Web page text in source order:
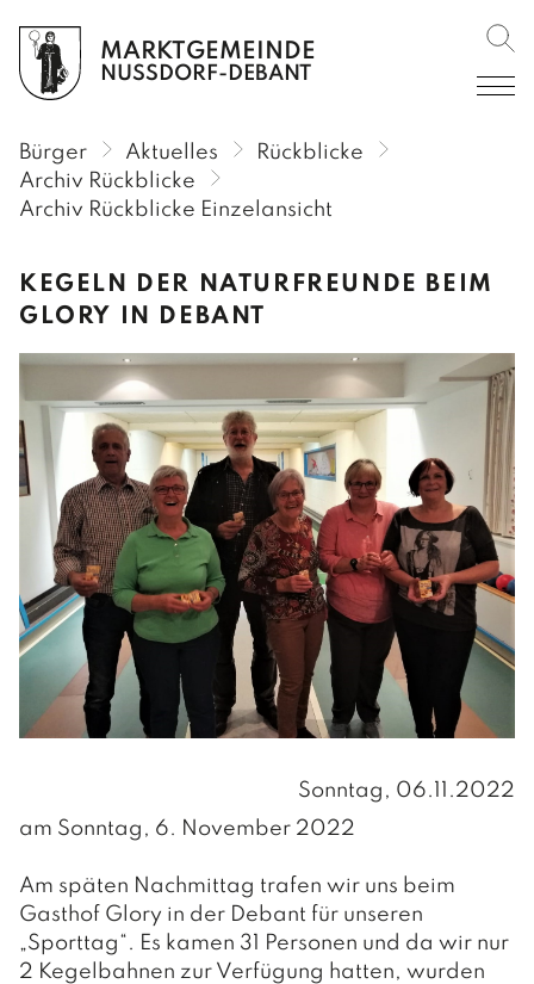
MARKTGEMEINDE
NUSSDORF-DEBANT
BÜRGER
Amtliche Mitteilungen
Amtstafel
Verordnungen im RIS
Veranstaltungen
Rückblicke
Gemeinderundschreiben
Gemeindekurier
SERVICE
Aktuelle Informationen
Formulare
Gebühren/Steuern
Leerstandsabgabe
INFOS
Müllentsorgung
Wasserversorgung
Friedhöfe
GEMEINDE
VERWALTUNG
PERSONEN UND KONTAKT
Verwaltung
Hausmeister / Reinigung
Bauhof
Gemeindedaten
Chronik
POLITIK
Bürger Aktuelles
Rückblicke
Archiv Rückblicke
Archiv Rückblicke Einzelansicht
KEGELN DER NATURFREUNDE BEIM
GLORY IN DEBANT
am Sonntag, 6. November 2022
Am späten Nachmittag trafen wir uns beim
Gasthof Glory in der Debant für unseren
„Sporttag“. Es kamen 31 Personen und da wir nur
2 Kegelbahnen zur Verfügung hatten, wurden
Sonntag, 06.11.2022